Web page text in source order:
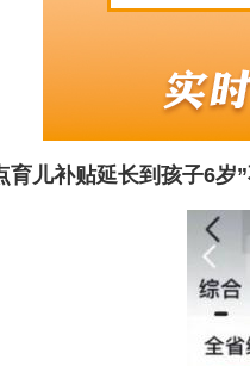
育儿补贴延长到孩子6岁